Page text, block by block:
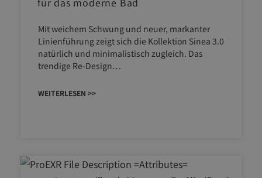
Mit weichem Schwung und neuer, markanter
Linienführung zeigt sich die Kollektion Sinea 3.0
natürlich und minimalistisch zugleich. Das
trendige Re-Design…
WEITERLESEN >>